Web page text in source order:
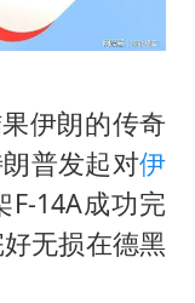
路全线停运
5万小车卖不动 微型代步车集体遇冷
身香港首映礼
湖北启动重大气象灾害三级应急响应
13岁女儿合跳
伊朗的传奇
普发起对伊
F-14A成功完
无损在德黑